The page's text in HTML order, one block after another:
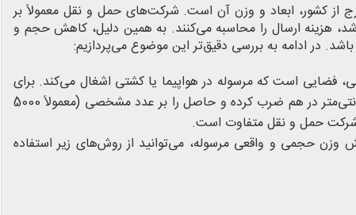
از کشور، ابعاد و وزن آن است. شرکت‌های حمل و نقل معمولاً بر
هزینه ارسال را محاسبه می‌کنند. به همین دلیل، کاهش حجم و
در ادامه به بررسی دقیق‌تر این موضوع می‌پردازیم:
فضایی است که مرسوله در هواپیما یا کشتی اشغال می‌کند. برای
محاسبه وزن حجمی، طول، عرض و ارتفاع بسته را به سانتی‌متر در هم ضرب کرده و حاصل را بر عدد مشخصی (معمولاً 5000
وزن حجمی و واقعی مرسوله، می‌توانید از روش‌های زیر استفاده